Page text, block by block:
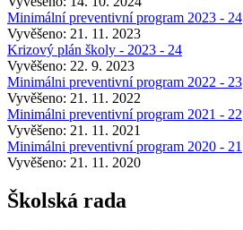
Minimální preventivní program 2023 - 24
Vyvěšeno: 21. 11. 2023
Krizový plán školy - 2023 - 24
Vyvěšeno: 22. 9. 2023
Minimálni preventivní program 2022 - 23
Vyvěšeno: 21. 11. 2022
Minimálni preventivní program 2021 - 22
Vyvěšeno: 21. 11. 2021
Minimálni preventivní program 2020 - 21
Vyvěšeno: 21. 11. 2020
Školská rada